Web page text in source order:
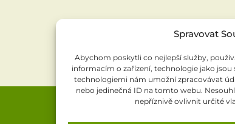
Spravovat
Abychom poskytli co nejlepší služby,
informacím o zařízení, technologie jako
technologiemi nám umožní zpracovávat
nebo jedinečná ID na tomto webu.
nepříznivě ovlivnit určité